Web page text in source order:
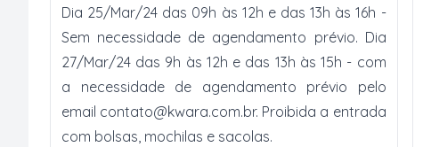
Dia 25/Mar/24 das 09h às 12h e das 13h às 16h -
Sem necessidade de agendamento prévio. Dia
27/Mar/24 das 9h às 12h e das 13h às 15h - com
a necessidade de agendamento prévio pelo
email contato@kwara.com.br. Proibida a entrada
com bolsas, mochilas e sacolas.